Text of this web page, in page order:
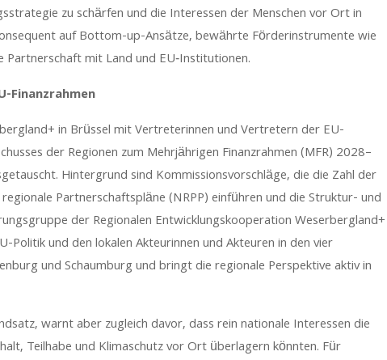
zu schärfen und die Interessen der Menschen vor Ort in
auf Bottom-up-Ansätze, bewährte Förderinstrumente wie
Partnerschaft mit Land und EU‑Institutionen.
Finanzrahmen
in Brüssel mit Vertreterinnen und Vertretern der EU-
der Regionen zum Mehrjährigen Finanzrahmen (MFR) 2028–
Hintergrund sind Kommissionsvorschläge, die die Zahl der
Partnerschaftspläne (NRPP) einführen und die Struktur- und
der Regionalen Entwicklungskooperation Weserbergland+
Politik und den lokalen Akteurinnen und Akteuren in den vier
und Schaumburg und bringt die regionale Perspektive aktiv in
warnt aber zugleich davor, dass rein nationale Interessen die
Teilhabe und Klimaschutz vor Ort überlagern könnten. Für